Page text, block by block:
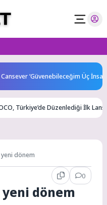
‘Güvenebileceğim Üç
Türkiye’de Düzenlediği İlk
dönem
0
yeni dönem